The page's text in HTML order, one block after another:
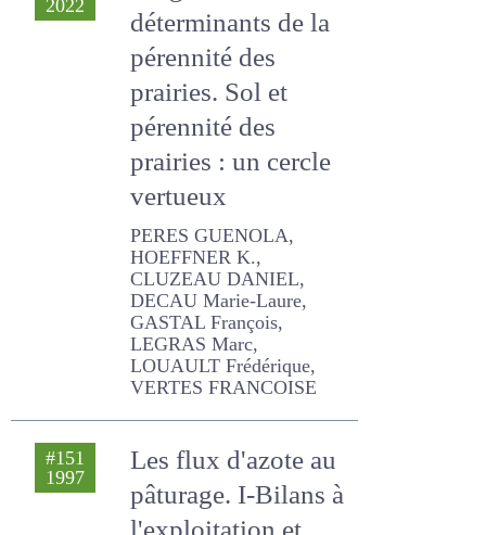
#250
Diagnostic et
déterminants de la
pérennité des
prairies. Sol et
pérennité des
prairies : un cercle
vertueux
PERES GUENOLA,
HOEFFNER K., CLUZEAU
DANIEL, DECAU Marie-
Laure, GASTAL François,
LEGRAS Marc, LOUAULT
Frédérique, VERTES
FRANCOISE
#151
1997
Les flux d'azote au
pâturage. I-Bilans à